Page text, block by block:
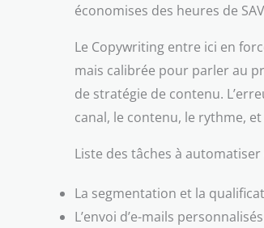
économises des heures de
Le Copywriting entre ici en
mais calibrée pour parler au
de stratégie de contenu.
canal, le contenu, le rythme,
Liste des tâches à
La segmentation et la
L’envoi d’e-mails